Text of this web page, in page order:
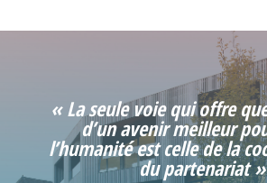
« La seule voie qui offre
d’un avenir meilleur
l’humanité est celle de la
du partenariat »